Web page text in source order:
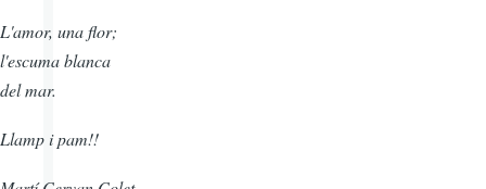
L'amor, una flor;
l'escuma blanca
del mar.
Llamp i pam!!